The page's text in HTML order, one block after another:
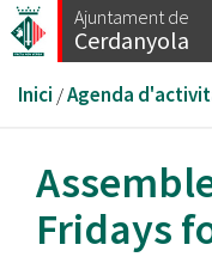
Vés
al
Ajuntament de
Cerdanyola
Esteu
aquí
Inici /Agenda
Fridays